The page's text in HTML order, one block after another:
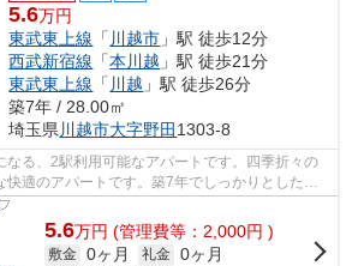
5.6万円
東武東上線 「 川越市 」駅 徒歩12分
西武新宿線 「本川越 」駅 徒歩21分
東武東上線 「 川越 」駅 徒歩26分
築7年 / 28.00㎡
埼玉県 川越市大字野田 1303-8
なる、2駅利用可能なアパートです。四季折々の
適のアパートです。築7年でしっかりとした作
らの物件はア...
5.6万円 (管理費等：2,000円 )
敷金 0ヶ月 礼金 0ヶ月